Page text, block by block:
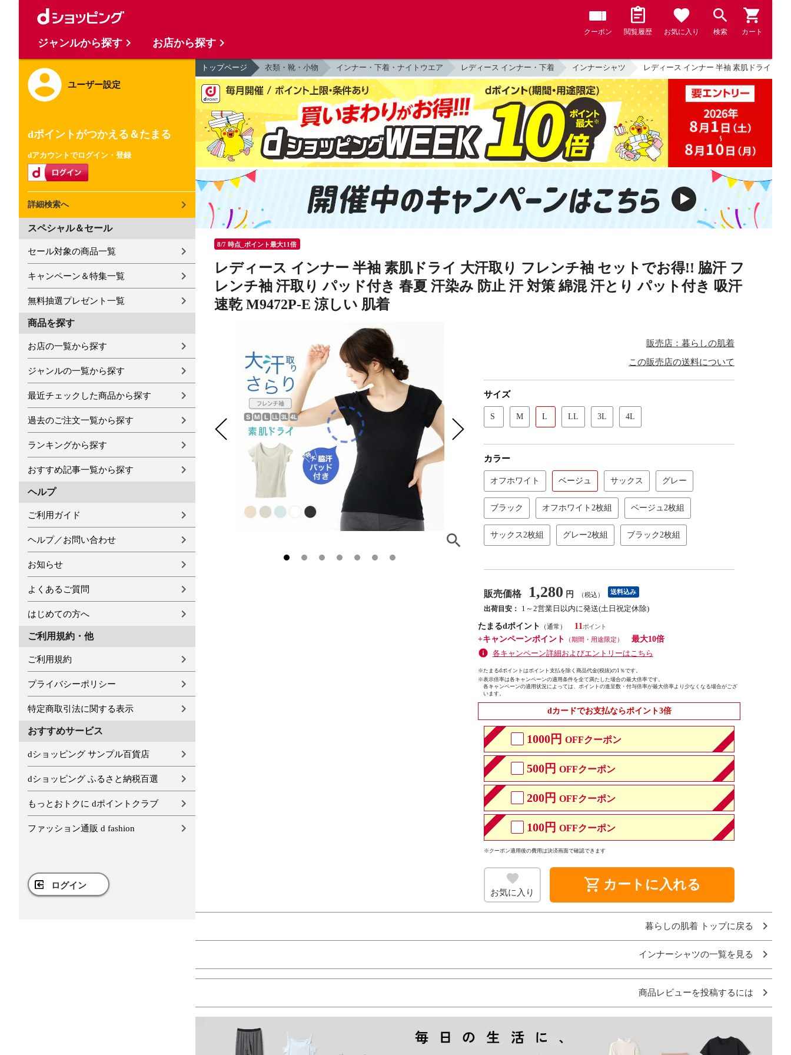
クーポン 閲覧履歴 お気に入り 検索 カート
ユーザー設定
dポイントがつかえる＆たまる
dアカウントでログイン・登録
詳細検索へ
スペシャル＆セール
セール対象の商品一覧
キャンペーン＆特集一覧
無料抽選プレゼント一覧
商品を探す
お店の一覧から探す
ジャンルの一覧から探す
最近チェックした商品から探す
過去のご注文一覧から探す
ランキングから探す
おすすめ記事一覧から探す
ヘルプ
ご利用ガイド
ヘルプ／お問い合わせ
お知らせ
よくあるご質問
はじめての方へ
ご利用規約・他
ご利用規約
プライバシーポリシー
特定商取引法に関する表示
おすすめサービス
dショッピング サンプル百貨店
dショッピング ふるさと納税百選
もっとおトクに dポイントクラブ
ファッション通販 d fashion
ログイン
トップページ 衣類・靴・小物 インナー・下着・ナイトウエア レディース インナー・下着 インナーシャツ レディース インナー 半袖 素肌ドライ 大
8/7 時点_ポイント最大11倍
レディース インナー 半袖 素肌ドライ 大汗取り フレンチ袖 セットでお得!! 脇汗 フ
レンチ袖 汗取り パッド付き 春夏 汗染み 防止 汗 対策 綿混 汗とり パット付き 吸汗
速乾 M9472P-E 涼しい 肌着
販売店：暮らしの肌着
この販売店の送料について
サイズ
S M L LL 3L 4L
カラー
オフホワイト ベージュ サックス グレー
ブラック オフホワイト2枚組 ベージュ2枚組
サックス2枚組 グレー2枚組 ブラック2枚組
販売価格 1,280 円 （税込） 送料込み
出荷目安：
1～2営業日以内に発送(土日祝定休除)
たまるdポイント
（通常）
11
+キャンペーンポイント
（期間・用途限定）
最大10倍
各キャンペーン詳細およびエントリーはこちら
※たまるdポイントはポイント支払を除く商品代金(税抜)の1％です。
※表示倍率は各キャンペーンの適用条件を全て満たした場合の最大倍率です。
各キャンペーンの適用状況によっては、ポイントの進呈数・付与倍率が最大倍率より少なくなる場合がござ
います。
dカードでお支払ならポイント3倍
1000円 OFFクーポン
500円 OFFクーポン
200円 OFFクーポン
100円 OFFクーポン
※クーポン適用後の費用は決済画面で確認できます
お気に入り shopping_cart カートに入れる
暮らしの肌着 トップに戻る
インナーシャツの一覧を見る
商品レビューを投稿するには
ジャンルから探す お店から探す